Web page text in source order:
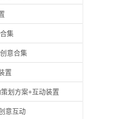
集
意合集
置
划方案+互动装置
意互动